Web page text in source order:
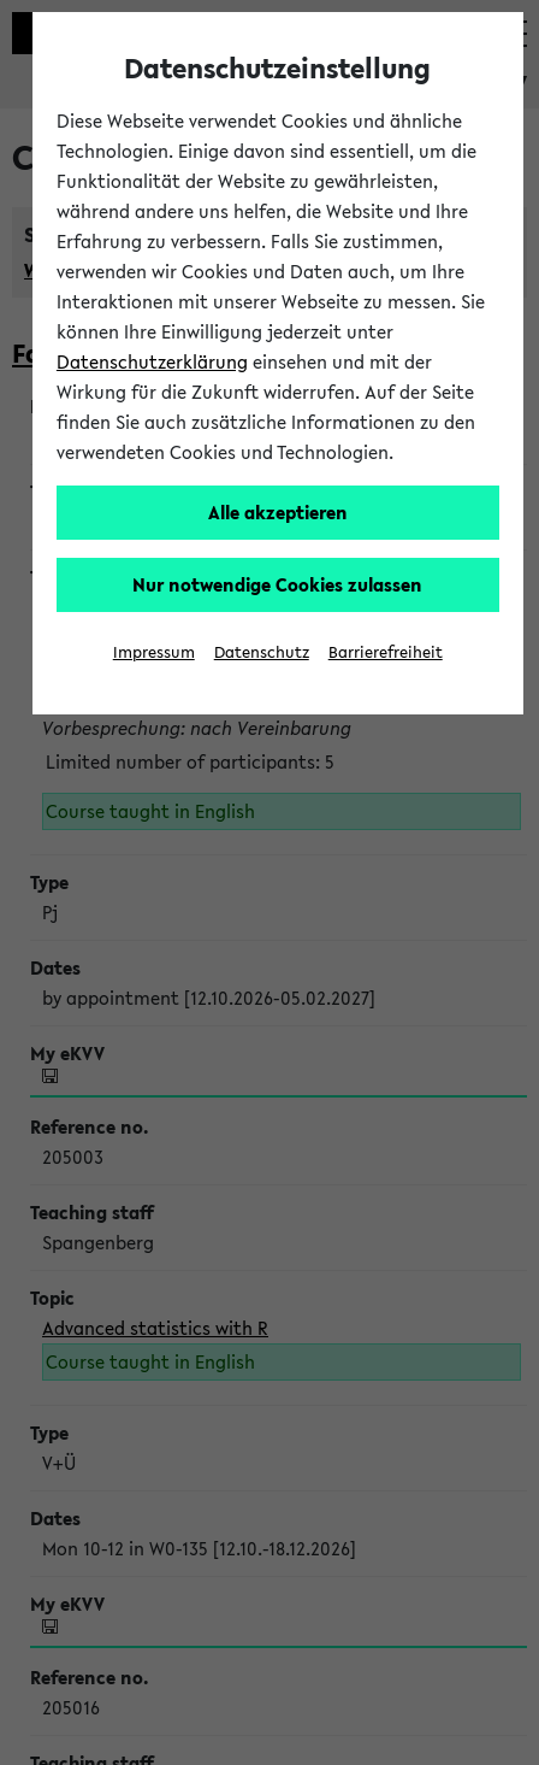
eKVV
Courses taught in English
Semester:
WiSe 2026/2027 SoSe 2026 Previous...
Faculty of Biology
200923
Wendisch, Peters-Wendisch, Stegelmann
Projektmodul "Bakterielle Biotechnologie"
Persönliche Anmeldung beim Veranstalter ist unbedingt
Vorbesprechung: nach Vereinbarung
Limited number of participants: 5
Course taught in English
Pj
by appointment [12.10.2026-05.02.2027]
205003
Spangenberg
Advanced statistics with R
Course taught in English
V+Ü
Mon 10-12 in W0-135 [12.10.-18.12.2026]
205016
Datenschutzeinstellung
Diese Webseite verwendet Cookies und ähnliche
Technologien. Einige davon sind essentiell, um die
Funktionalität der Website zu gewährleisten,
während andere uns helfen, die Website und Ihre
Erfahrung zu verbessern. Falls Sie zustimmen,
verwenden wir Cookies und Daten auch, um Ihre
Interaktionen mit unserer Webseite zu messen. Sie
können Ihre Einwilligung jederzeit unter
Datenschutzerklärung einsehen und mit der
Wirkung für die Zukunft widerrufen. Auf der Seite
finden Sie auch zusätzliche Informationen zu den
verwendeten Cookies und Technologien.
Alle akzeptieren
Nur notwendige Cookies zulassen
Impressum Datenschutz Barrierefreiheit